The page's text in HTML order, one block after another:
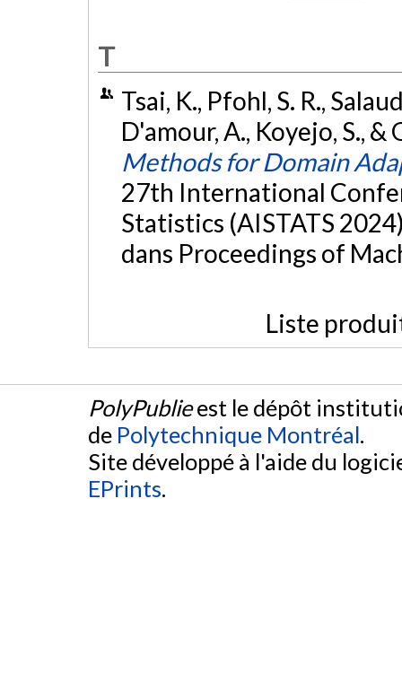
T
Tsai, K., Pfohl, S. R.,
D'amour, A., Koyejo, S.,
Methods for Domain
27th International
Statistics (AISTATS
dans Proceedings of
Liste
PolyPublieest le dépôt
de Polytechnique Montréal.
Site développé à l'aide du
EPrints.